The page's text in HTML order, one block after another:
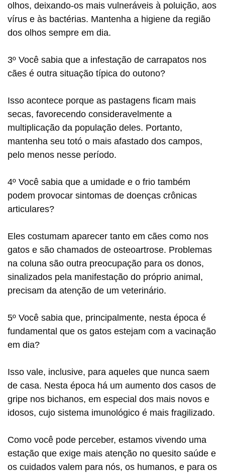
olhos, deixando-os mais vulneráveis à poluição, aos
vírus e às bactérias. Mantenha a higiene da região
dos olhos sempre em dia.
3º Você sabia que a infestação de carrapatos nos
cães é outra situação típica do outono?
Isso acontece porque as pastagens ficam mais
secas, favorecendo consideravelmente a
multiplicação da população deles. Portanto,
mantenha seu totó o mais afastado dos campos,
pelo menos nesse período.
4º Você sabia que a umidade e o frio também
podem provocar sintomas de doenças crônicas
articulares?
Eles costumam aparecer tanto em cães como nos
gatos e são chamados de osteoartrose. Problemas
na coluna são outra preocupação para os donos,
sinalizados pela manifestação do próprio animal,
precisam da atenção de um veterinário.
5º Você sabia que, principalmente, nesta época é
fundamental que os gatos estejam com a vacinação
em dia?
Isso vale, inclusive, para aqueles que nunca saem
de casa. Nesta época há um aumento dos casos de
gripe nos bichanos, em especial dos mais novos e
idosos, cujo sistema imunológico é mais fragilizado.
Como você pode perceber, estamos vivendo uma
estação que exige mais atenção no quesito saúde e
os cuidados valem para nós, os humanos, e para os